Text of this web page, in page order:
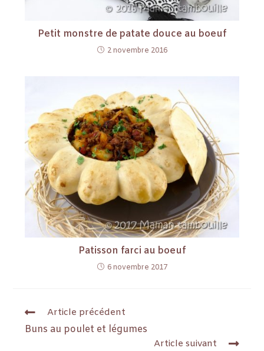
Petit monstre de patate douce au boeuf
2 novembre 2016
Patisson farci au boeuf
6 novembre 2017
Article précédent
Buns au poulet et légumes
Article suivant